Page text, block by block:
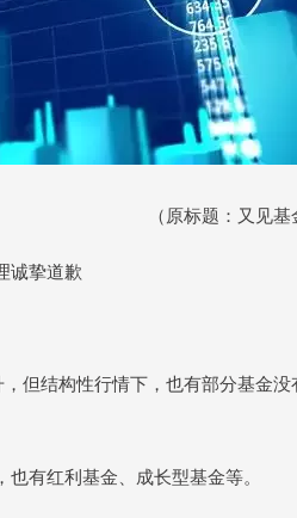
（原标题：又见
诚挚道歉
但结构性行情下，也有部分基金
有红利基金、成长型基金等。